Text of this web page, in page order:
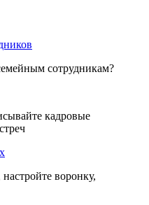
сотрудникам?
кадровые
воронку,